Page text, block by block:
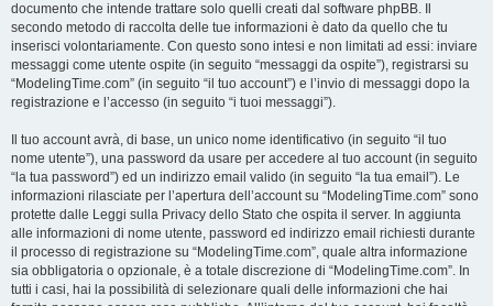
documento che intende trattare solo quelli creati dal software phpBB. Il
secondo metodo di raccolta delle tue informazioni è dato da quello che tu
inserisci volontariamente. Con questo sono intesi e non limitati ad essi: inviare
messaggi come utente ospite (in seguito “messaggi da ospite”), registrarsi su
“ModelingTime.com” (in seguito “il tuo account”) e l’invio di messaggi dopo la
registrazione e l’accesso (in seguito “i tuoi messaggi”).
Il tuo account avrà, di base, un unico nome identificativo (in seguito “il tuo
nome utente”), una password da usare per accedere al tuo account (in seguito
“la tua password”) ed un indirizzo email valido (in seguito “la tua email”). Le
informazioni rilasciate per l’apertura dell’account su “ModelingTime.com” sono
protette dalle Leggi sulla Privacy dello Stato che ospita il server. In aggiunta
alle informazioni di nome utente, password ed indirizzo email richiesti durante
il processo di registrazione su “ModelingTime.com”, quale altra informazione
sia obbligatoria o opzionale, è a totale discrezione di “ModelingTime.com”. In
tutti i casi, hai la possibilità di selezionare quali delle informazioni che hai